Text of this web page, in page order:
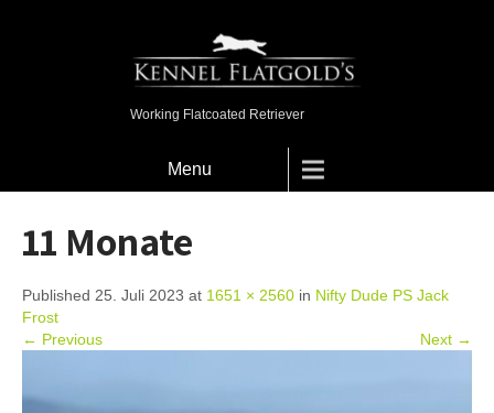
Working Flatcoated Retriever
Menu
11 Monate
Published 25. Juli 2023 at 1651 × 2560 in Nifty Dude PS Jack
Frost
← Previous
Next →